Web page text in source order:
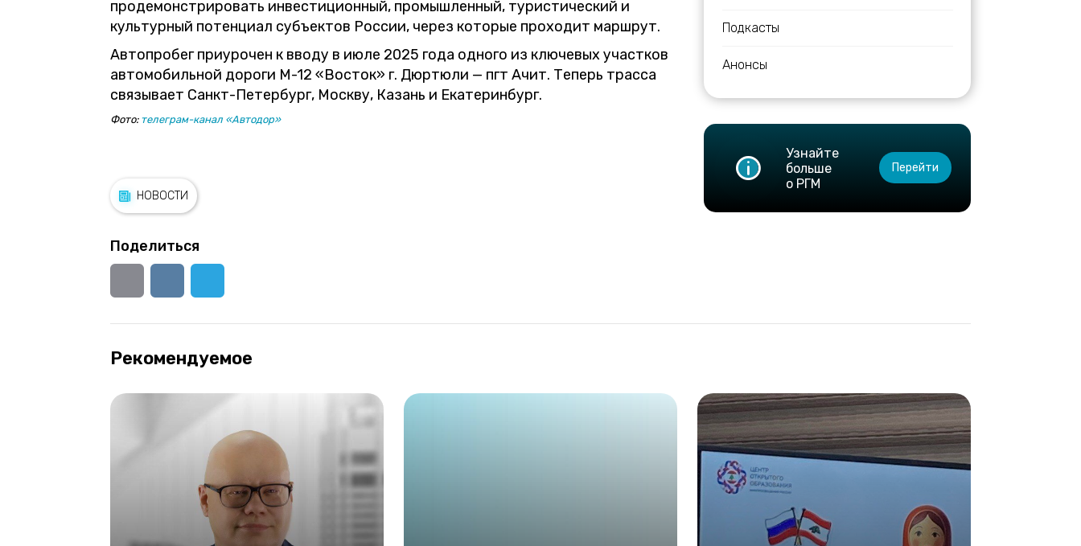
продемонстрировать инвестиционный, промышленный, туристический и
культурный потенциал субъектов России, через которые проходит маршрут.
Автопробег приурочен к вводу в июле 2025 года одного из ключевых участков
автомобильной дороги М-12 «Восток» г. Дюртюли — пгт Ачит. Теперь трасса
связывает Санкт-Петербург, Москву, Казань и Екатеринбург.
Фото: телеграм-канал «Автодор»
НОВОСТИ
Поделиться
Подкасты
Анонсы
Узнайте
больше
о РГМ
Перейти
Рекомендуемое